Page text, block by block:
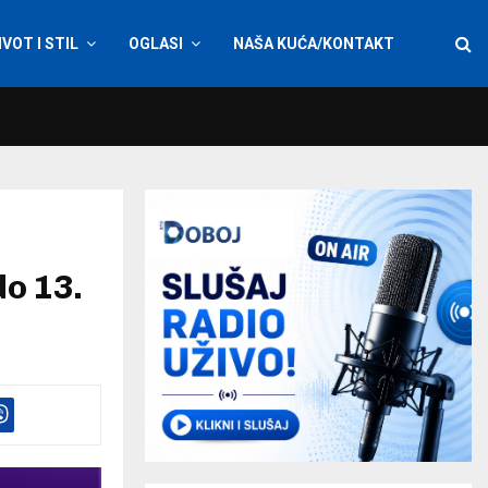
I STIL OGLASI NAŠA KUĆA/KONTAKT
13.